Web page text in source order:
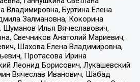
Владимировна, Буртина Елена
Залмановна, Кокорина
Шуманов Илья Вячеславович,
Свечников Анатолий Мариевич,
Шахова Елена Владимировна,
Протасова Ирина
Леонид Борисович, Лукашевский
Вячеслав Иванович, Шабад